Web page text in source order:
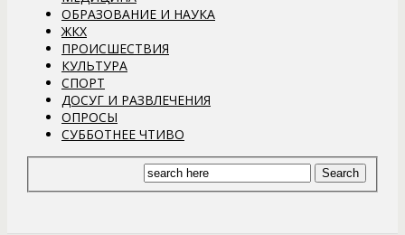
ОБРАЗОВАНИЕ И НАУКА
ЖКХ
ПРОИСШЕСТВИЯ
КУЛЬТУРА
СПОРТ
ДОСУГ И РАЗВЛЕЧЕНИЯ
ОПРОСЫ
СУББОТНЕЕ ЧТИВО